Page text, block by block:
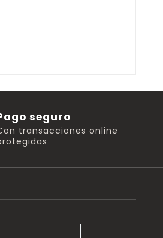
seguro
transacciones online